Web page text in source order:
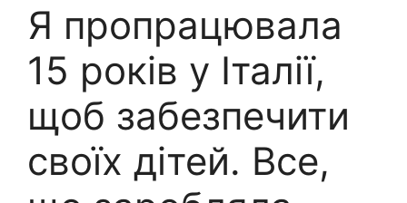
Я пропрацювала
15 років у Італії,
щоб забезпечити
своїх дітей. Все,